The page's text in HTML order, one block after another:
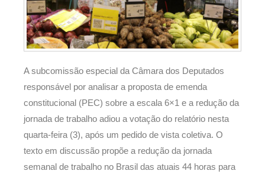
A subcomissão especial da Câmara dos Deputados
responsável por analisar a proposta de emenda
constitucional (PEC) sobre a escala 6×1 e a redução da
jornada de trabalho adiou a votação do relatório nesta
quarta-feira (3), após um pedido de vista coletiva. O
texto em discussão propõe a redução da jornada
semanal de trabalho no Brasil das atuais 44 horas para